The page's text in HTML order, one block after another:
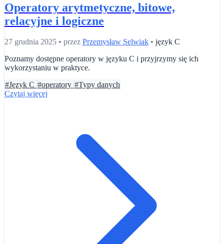
Operatory arytmetyczne, bitowe,
relacyjne i logiczne
27 grudnia 2025 • przez Przemysław Selwiak • język C
Poznamy dostępne operatory w języku C i przyjrzymy się ich
wykorzystaniu w praktyce.
#Język C #operatory #Typy danych
Czytaj więcej